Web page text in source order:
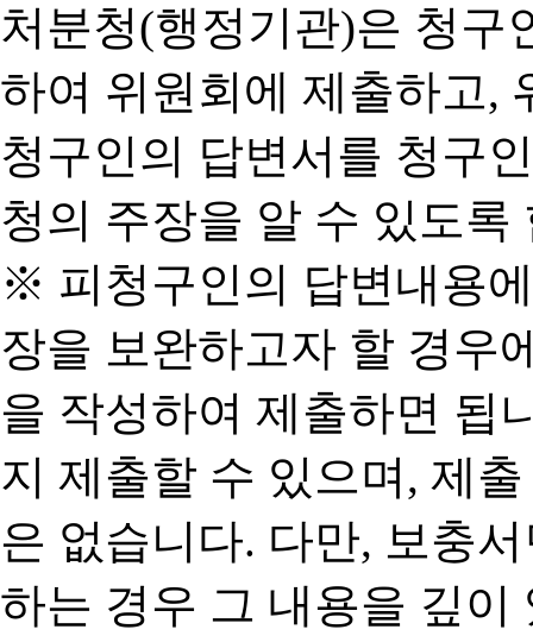
처분청(행정기관)은 청구
하여 위원회에 제출하고,
청구인의 답변서를 청구
청의 주장을 알 수 있도록
※ 피청구인의 답변내용
장을 보완하고자 할 경우
을 작성하여 제출하면 됩
지 제출할 수 있으며, 제
은 없습니다. 다만, 보충
하는 경우 그 내용을 깊이